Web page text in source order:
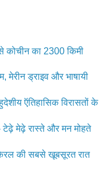
कोचीन का 2300 किमी
मेरीन ड्राइव और भाषायी
ऍतिहासिक विरासतों के
टेढ़े मेढ़े रास्ते और मन मोहते
केरल की सबसे खूबसूरत रात